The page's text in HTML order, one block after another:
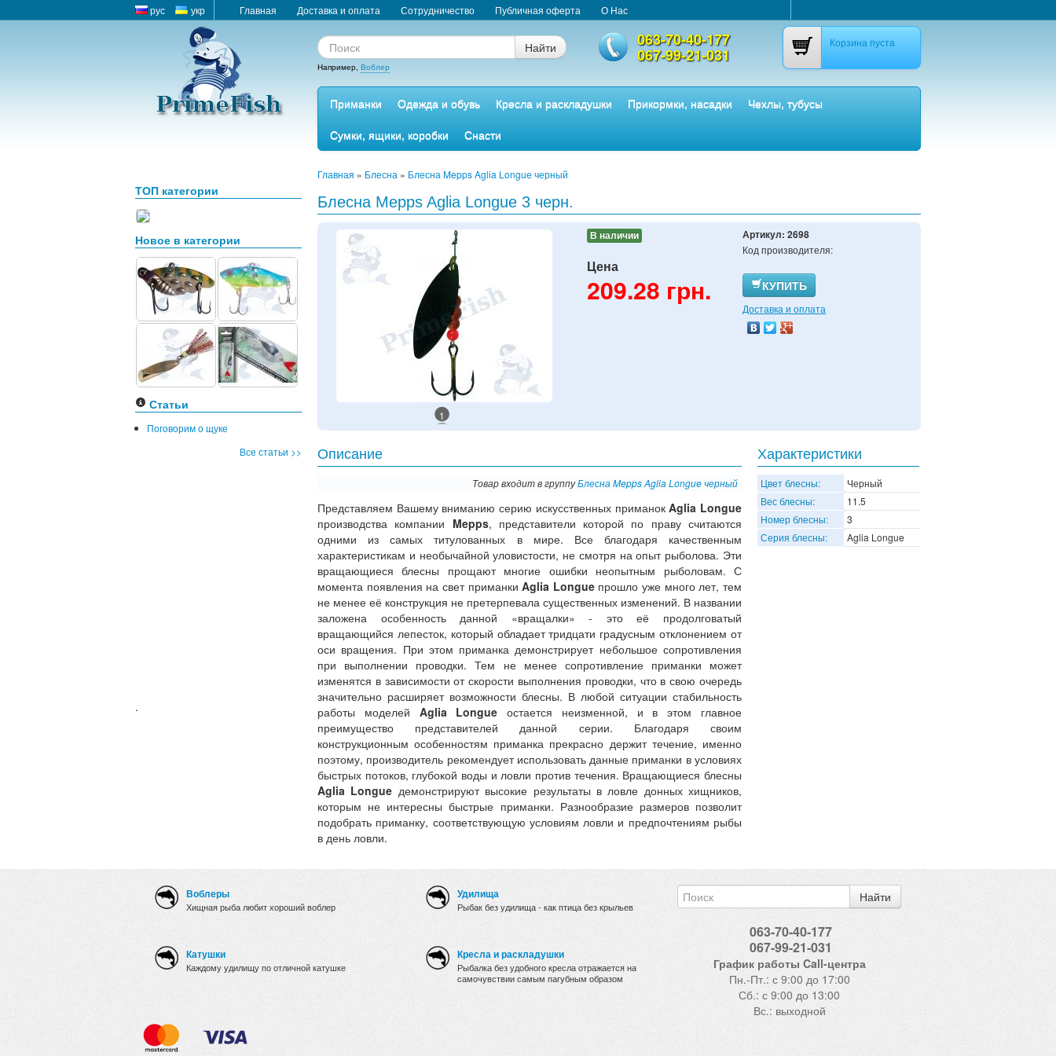
рус укр Главная Доставка и оплата Сотрудничество Публичная оферта О Нас
Найти
Например, Воблер
063-70-40-177
067-99-21-031
Корзина пуста
Приманки Одежда и обувь Кресла и раскладушки Прикормки, насадки
Чехлы, тубусы
Сумки, ящики, коробки
Снасти
ТОП категории
Новое в категории
Статьи
Поговорим о щуке
Все статьи >>
.
Главная » Блесна » Блесна Mepps Aglia Longue черный
Блесна Mepps Aglia Longue 3 черн.
1
В наличии
Цена
209.28 грн.
Артикул: 2698
Код производителя:
КУПИТЬ
Доставка и оплата
Описание
Товар входит в группуБлесна Mepps Aglia Longue черный
Представляем Вашему вниманию серию искусственных приманокAglia Longue
производства компании Mepps, представители которой по праву считаются
одними из самых титулованных в мире. Все благодаря качественным
характеристикам и необычайной уловистости, не смотря на опыт рыболова. Эти
вращающиеся блесны прощают многие ошибки неопытным рыболовам. С
момента появления на свет приманкиAglia Longueпрошло уже много лет, тем
не менее её конструкция не претерпевала существенных изменений. В названии
заложена особенность данной «вращалки» - это её продолговатый
вращающийся лепесток, который обладает тридцати градусным отклонением от
оси вращения. При этом приманка демонстрирует небольшое сопротивления
при выполнении проводки. Тем не менее сопротивление приманки может
изменятся в зависимости от скорости выполнения проводки, что в свою очередь
значительно расширяет возможности блесны. В любой ситуации стабильность
работы моделей Aglia Longue остается неизменной, и в этом главное
преимущество представителей данной серии. Благодаря своим
конструкционным особенностям приманка прекрасно держит течение, именно
поэтому, производитель рекомендует использовать данные приманки в условиях
быстрых потоков, глубокой воды и ловли против течения. Вращающиеся блесны
Aglia Longue демонстрируют высокие результаты в ловле донных хищников,
которым не интересны быстрые приманки. Разнообразие размеров позволит
подобрать приманку, соответствующую условиям ловли и предпочтениям рыбы
в день ловли.
Характеристики
Цвет блесны:
Черный
Вес блесны:
11.5
Номер блесны:
3
Серия блесны:
Aglia Longue
Воблеры
Хищная рыба любит хороший воблер
Катушки
Каждому удилищу по отличной катушке
Удилища
Рыбак без удилища - как птица без крыльев
Кресла и раскладушки
Рыбалка без удобного кресла отражается на
самочувствии самым пагубным образом
Найти
063-70-40-177
067-99-21-031
График работы Call-центра
Пн.-Пт.: с 9:00 до 17:00
Сб.: с 9:00 до 13:00
Вс.: выходной